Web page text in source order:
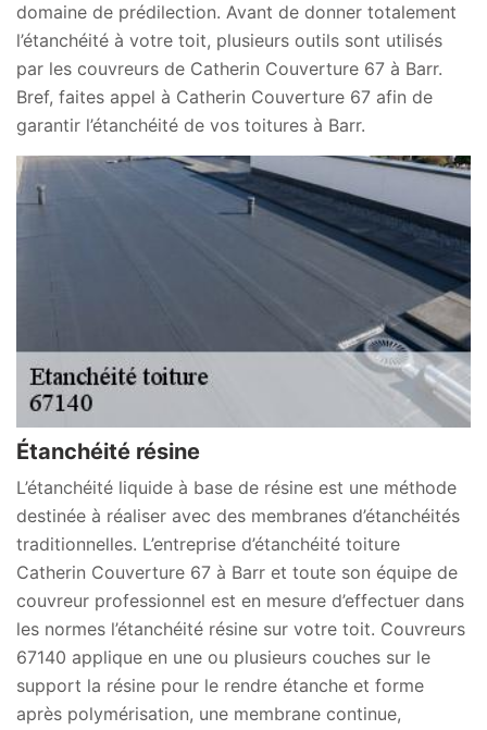
domaine de prédilection. Avant de donner totalement
l’étanchéité à votre toit, plusieurs outils sont utilisés
par les couvreurs de Catherin Couverture 67 à Barr.
Bref, faites appel à Catherin Couverture 67 afin de
garantir l’étanchéité de vos toitures à Barr.
Étanchéité résine
L’étanchéité liquide à base de résine est une méthode
destinée à réaliser avec des membranes d’étanchéités
traditionnelles. L’entreprise d’étanchéité toiture
Catherin Couverture 67 à Barr et toute son équipe de
couvreur professionnel est en mesure d’effectuer dans
les normes l’étanchéité résine sur votre toit. Couvreurs
67140 applique en une ou plusieurs couches sur le
support la résine pour le rendre étanche et forme
après polymérisation, une membrane continue,